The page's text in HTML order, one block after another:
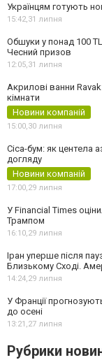
Українцям готують
15:42,31 липня
Обшуки у понад 100
Чесний призов
12:05,31 липня
Акрилові ванни
кімнати
Новини компаній
15:00,30 липня
Cica-бум: як центела
догляду
Новини компаній
17:00,29 липня
У Financial Times
Трампом
16:10,29 липня
Іран уперше після
Близькому Сході.
14:24,29 липня
У Франції
до осені
13:21,27 липня
Рубрики